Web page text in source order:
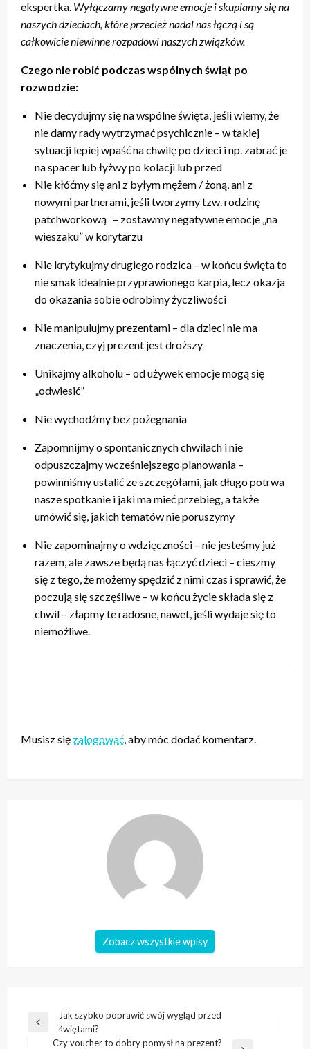
ekspertka. Wyłączamy negatywne emocje i skupiamy się na
naszych dzieciach, które przecież nadal nas łączą i są
całkowicie niewinne rozpadowi naszych związków.
Czego nie robić podczas wspólnych świąt po
rozwodzie:
Nie decydujmy się na wspólne święta, jeśli wiemy, że
nie damy rady wytrzymać psychicznie – w takiej
sytuacji lepiej wpaść na chwilę po dzieci i np. zabrać je
na spacer lub łyżwy po kolacji lub przed
Nie kłóćmy się ani z byłym mężem / żoną, ani z
nowymi partnerami, jeśli tworzymy tzw. rodzinę
patchworkową – zostawmy negatywne emocje „na
wieszaku” w korytarzu
Nie krytykujmy drugiego rodzica – w końcu święta to
nie smak idealnie przyprawionego karpia, lecz okazja
do okazania sobie odrobimy życzliwości
Nie manipulujmy prezentami – dla dzieci nie ma
znaczenia, czyj prezent jest droższy
Unikajmy alkoholu – od używek emocje mogą się
„odwiesić”
Nie wychodźmy bez pożegnania
Zapomnijmy o spontanicznych chwilach i nie
odpuszczajmy wcześniejszego planowania –
powinniśmy ustalić ze szczegółami, jak długo potrwa
nasze spotkanie i jaki ma mieć przebieg, a także
umówić się, jakich tematów nie poruszymy
Nie zapominajmy o wdzięczności – nie jesteśmy już
razem, ale zawsze będą nas łączyć dzieci – cieszmy
się z tego, że możemy spędzić z nimi czas i sprawić, że
poczują się szczęśliwe – w końcu życie składa się z
chwil – złapmy te radosne, nawet, jeśli wydaje się to
niemożliwe.
Musisz się zalogować , aby móc dodać komentarz.
Zobacz wszystkie wpisy
Nawigacja
wpisu
Poprzedni
Jak szybko poprawić swój wygląd przed
świętami?
Czy voucher to dobry pomysł na prezent?